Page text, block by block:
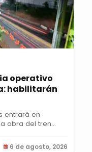
operativo
habilitarán
entrará en
obra del tren...
6 de agosto, 2026